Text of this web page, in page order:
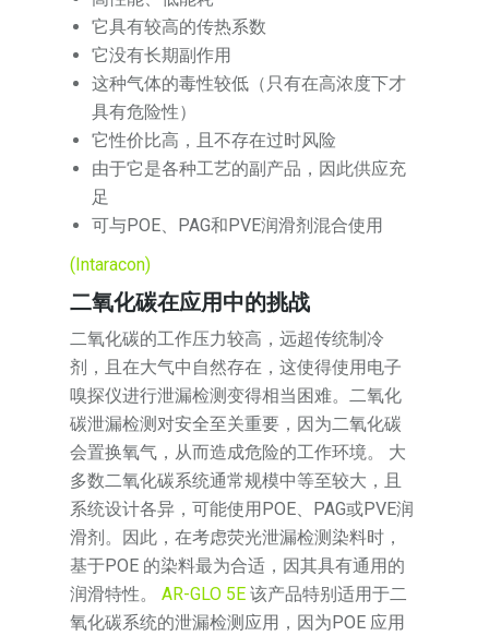
它具有较高的传热系数
它没有长期副作用
这种气体的毒性较低（只有在高浓度下才
具有危险性）
它性价比高，且不存在过时风险
由于它是各种工艺的副产品，因此供应充
足
可与POE、PAG和PVE润滑剂混合使用
(Intaracon)
二氧化碳在应用中的挑战
二氧化碳的工作压力较高，远超传统制冷
剂，且在大气中自然存在，这使得使用电子
嗅探仪进行泄漏检测变得相当困难。二氧化
碳泄漏检测对安全至关重要，因为二氧化碳
会置换氧气，从而造成危险的工作环境。 大
多数二氧化碳系统通常规模中等至较大，且
系统设计各异，可能使用POE、PAG或PVE润
滑剂。因此，在考虑荧光泄漏检测染料时，
基于POE 的染料最为合适，因其具有通用的
润滑特性。AR-GLO 5E 该产品特别适用于二
氧化碳系统的泄漏检测应用，因为POE 应用